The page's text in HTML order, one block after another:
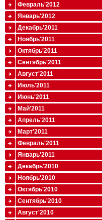
Февраль'2012
Январь'2012
Декабрь'2011
Ноябрь'2011
Октябрь'2011
Сентябрь'2011
Август'2011
Июль'2011
Июнь'2011
Май'2011
Апрель'2011
Март'2011
Февраль'2011
Январь'2011
Декабрь'2010
Ноябрь'2010
Октябрь'2010
Сентябрь'2010
Август'2010